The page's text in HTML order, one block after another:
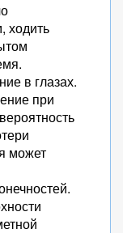
ходить
в глазах.
при
может